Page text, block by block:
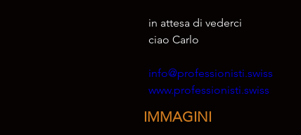
in attesa di vederci
ciao Carlo
info@professionisti.swiss
www.professionisti.swiss
IMMAGINI